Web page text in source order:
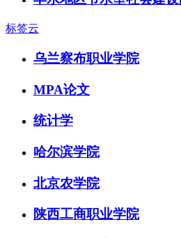
标签云
乌兰察布职业学院
MPA论文
统计学
哈尔滨学院
北京农学院
陕西工商职业学院